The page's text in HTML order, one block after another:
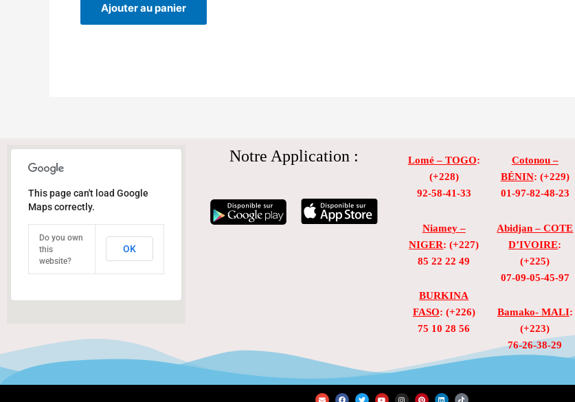
Ajouter au panier
This page can't load Google
Maps correctly.
Do you own
this
website?
OK
Notre Application : Lomé – TOGO:
(+228)
92-58-41-33
Niamey –
NIGER: (+227)
85 22 22 49
BURKINA
FASO: (+226)
75 10 28 56
Cotonou –
BÉNIN: (+229)
01-97-82-48-23
Abidjan – COTE
D’IVOIRE:
(+225)
07-09-05-45-97
Bamako- MALI:
(+223)
76-26-38-29
E
F
T
Y
I
P
L
T